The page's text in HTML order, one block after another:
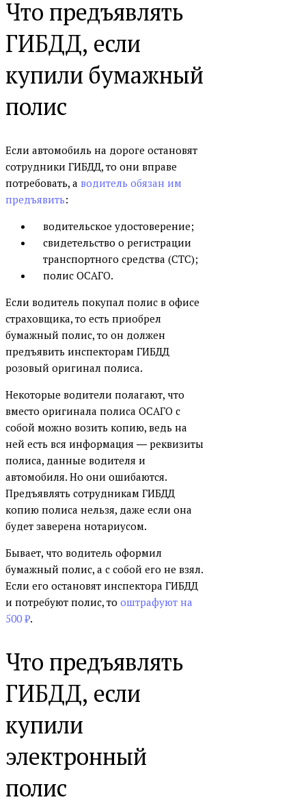
Что предъявлять
ГИБДД, если
купили бумажный
полис
Если автомобиль на дороге остановят
сотрудники ГИБДД, то они вправе
потребовать, а водитель обязан им
предъявить:
водительское удостоверение;
свидетельство о регистрации
транспортного средства (СТС);
полис ОСАГО.
Если водитель покупал полис в офисе
страховщика, то есть приобрел
бумажный полис, то он должен
предъявить инспекторам ГИБДД
розовый оригинал полиса.
Некоторые водители полагают, что
вместо оригинала полиса ОСАГО с
собой можно возить копию, ведь на
ней есть вся информация ― реквизиты
полиса, данные водителя и
автомобиля. Но они ошибаются.
Предъявлять сотрудникам ГИБДД
копию полиса нельзя, даже если она
будет заверена нотариусом.
Бывает, что водитель оформил
бумажный полис, а с собой его не взял.
Если его остановят инспектора ГИБДД
и потребуют полис, то оштрафуют на
500 ₽.
Что предъявлять
ГИБДД, если
купили
электронный
полис